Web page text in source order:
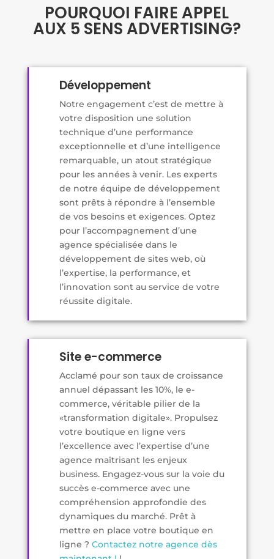
POURQUOI FAIRE APPEL
AUX 5 SENS ADVERTISING?
Développement
Notre engagement c’est de mettre à
votre disposition une solution
technique d’une performance
exceptionnelle et d’une intelligence
remarquable, un atout stratégique
pour les années à venir. Les experts
de notre équipe de développement
sont prêts à répondre à l’ensemble
de vos besoins et exigences. Optez
pour l’accompagnement d’une
agence spécialisée dans le
développement de sites web, où
l’expertise, la performance, et
l’innovation sont au service de votre
réussite digitale.
Site e-commerce
Acclamé pour son taux de croissance
annuel dépassant les 10%, le e-
commerce, véritable pilier de la
«transformation digitale». Propulsez
votre boutique en ligne vers
l’excellence avec l’expertise d’une
agence maîtrisant les enjeux
business. Engagez-vous sur la voie du
succès e-commerce avec une
compréhension approfondie des
dynamiques du marché. Prêt à
mettre en place votre boutique en
ligne ? Contactez notre agence dès